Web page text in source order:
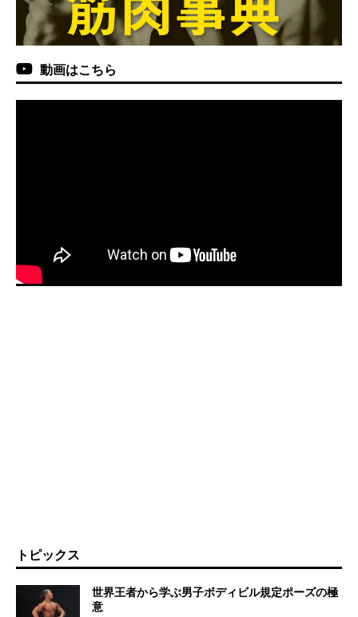
動画はこちら
トピックス
世界王者から学ぶ男子ボディビル規定ポーズの極
意